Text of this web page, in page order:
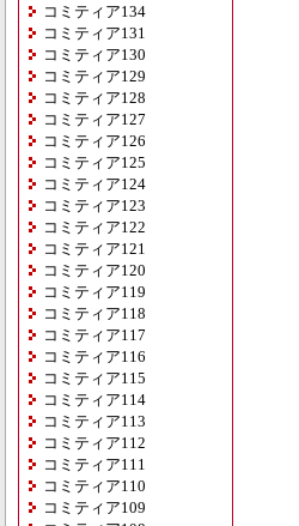
コミティア134
コミティア131
コミティア130
コミティア129
コミティア128
コミティア127
コミティア126
コミティア125
コミティア124
コミティア123
コミティア122
コミティア121
コミティア120
コミティア119
コミティア118
コミティア117
コミティア116
コミティア115
コミティア114
コミティア113
コミティア112
コミティア111
コミティア110
コミティア109